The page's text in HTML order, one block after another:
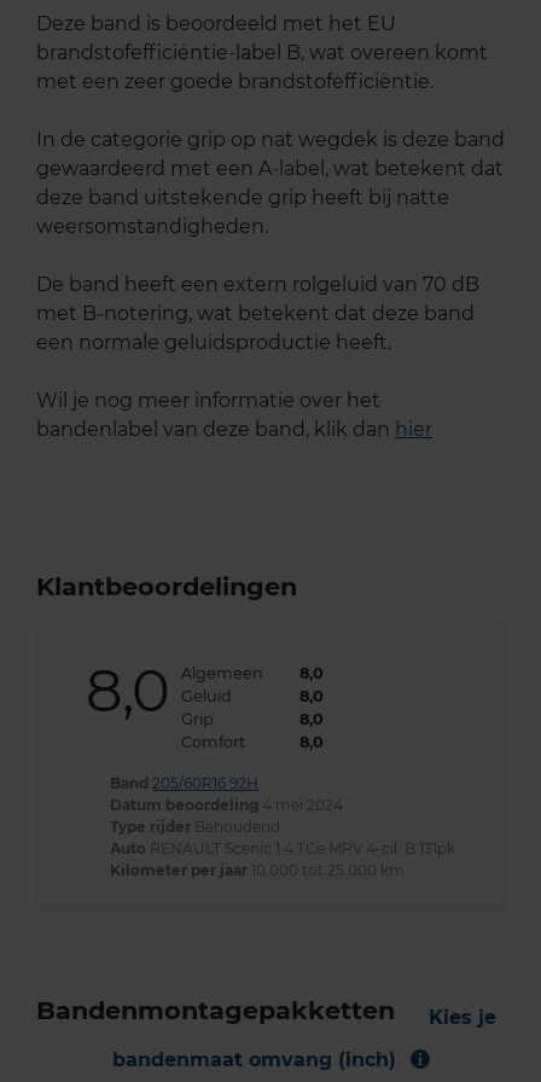
Deze band is beoordeeld met het EU
brandstofefficiëntie-label B, wat overeen komt
met een zeer goede brandstofefficiëntie.
In de categorie grip op nat wegdek is deze band
gewaardeerd met een A-label, wat betekent dat
deze band uitstekende grip heeft bij natte
weersomstandigheden.
De band heeft een extern rolgeluid van 70 dB
met B-notering, wat betekent dat deze band
een normale geluidsproductie heeft.
Wil je nog meer informatie over het
bandenlabel van deze band, klik dan hier
Klantbeoordelingen
8,0 Algemeen
8,0
Geluid
8,0
Grip
8,0
Comfort
8,0
Band 205/60R16 92H
Datum beoordeling 4 mei 2024
Type rijder Behoudend
Auto RENAULT Scenic 1.4 TCe MPV 4-cil. B 131pk
Kilometer per jaar 10.000 tot 25.000 km
Bandenmontagepakketten
Kies je
bandenmaat omvang (inch)